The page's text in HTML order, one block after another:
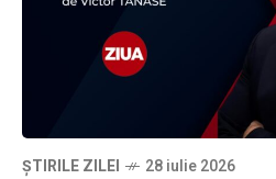
ȘTIRILE ZILEI 28 iulie 2026